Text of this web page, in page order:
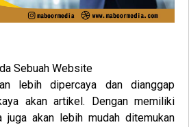
Sebuah Website
lebih dipercaya dan dianggap
akan artikel. Dengan memiliki
juga akan lebih mudah ditemukan